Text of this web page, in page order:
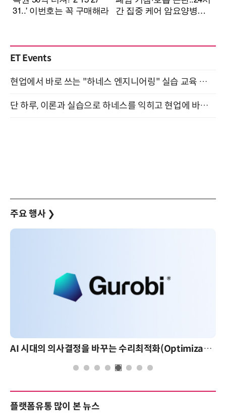
ET Events
현업에서 바로 쓰는 "하네스 엔지니어링" 실습 교육 워크숍 8월 20일 개최
단 하루, 이론과 실습으로 하네스를 익히고 현업에 바로 쓰는 핸즈온 워크숍 (8/20)
주요 행사 ❯
AI 시대의 의사결정을 바꾸는 수리최적화(Optimization): 실제 산업 적용 사례와 활용 전략
플랫폼유통 많이 본 뉴스